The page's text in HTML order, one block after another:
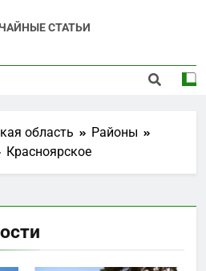
Черноярский
СТАТЬИ
область
Районы
Красноярское